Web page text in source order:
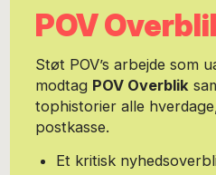
POV
Støt POV’s arbejde som
modtag POV Overblik
tophistorier alle
postkasse.
Et kritisk